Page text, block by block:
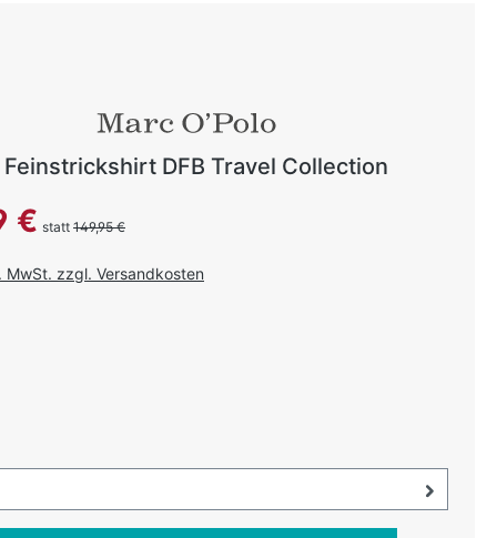
DFB Travel Collection
€ statt 149,95 €
MwSt. zzgl. Versandkosten
öffnen, aktuell ausgewählt: